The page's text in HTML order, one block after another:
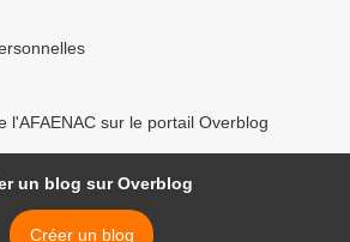
l'AFAENAC sur le portail Overblog
un blog sur Overblog
Créer un blog